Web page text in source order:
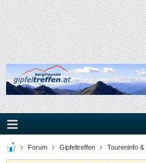
Forum Gipfeltreffen Toureninfo